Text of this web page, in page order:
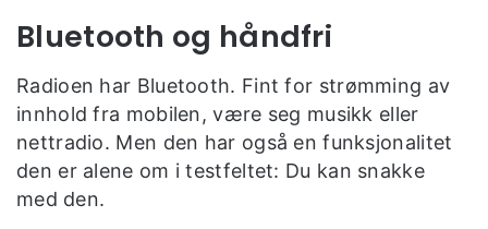
Bluetooth og håndfri
Radioen har Bluetooth. Fint for strømming av
innhold fra mobilen, være seg musikk eller
nettradio. Men den har også en funksjonalitet
den er alene om i testfeltet: Du kan snakke
med den.